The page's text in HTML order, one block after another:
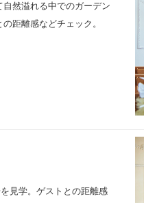
然溢れる中でのガーデン
距離感などチェック。
見学。ゲストとの距離感